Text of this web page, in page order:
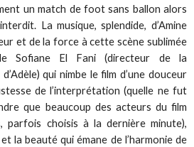
un match de foot sans ballon alors
La musique, splendide, d’Amine
et de la force à cette scène sublimée
Sofiane El Fani (directeur de la
qui nimbe le film d’une douceur
de l’interprétation (quelle ne fut
que beaucoup des acteurs du film
parfois choisis à la dernière minute),
la beauté qui émane de l’harmonie de